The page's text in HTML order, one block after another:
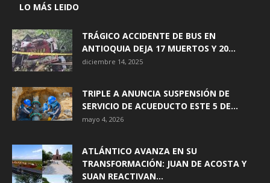
LO MÁS LEIDO
TRÁGICO ACCIDENTE DE BUS EN
ANTIOQUIA DEJA 17 MUERTOS Y 20...
diciembre 14, 2025
TRIPLE A ANUNCIA SUSPENSIÓN DE
SERVICIO DE ACUEDUCTO ESTE 5 DE...
mayo 4, 2026
ATLÁNTICO AVANZA EN SU
TRANSFORMACIÓN: JUAN DE ACOSTA Y
SUAN REACTIVAN...